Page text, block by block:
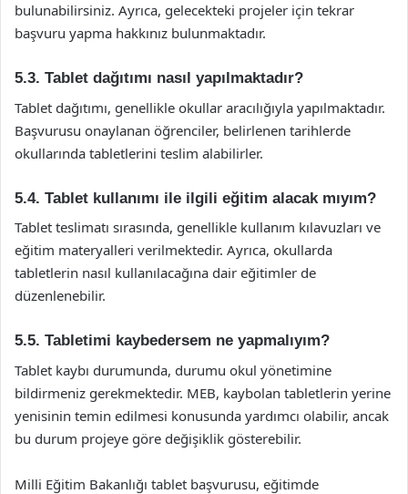
bulunabilirsiniz. Ayrıca, gelecekteki projeler için tekrar
başvuru yapma hakkınız bulunmaktadır.
5.3. Tablet dağıtımı nasıl yapılmaktadır?
Tablet dağıtımı, genellikle okullar aracılığıyla yapılmaktadır.
Başvurusu onaylanan öğrenciler, belirlenen tarihlerde
okullarında tabletlerini teslim alabilirler.
5.4. Tablet kullanımı ile ilgili eğitim alacak mıyım?
Tablet teslimatı sırasında, genellikle kullanım kılavuzları ve
eğitim materyalleri verilmektedir. Ayrıca, okullarda
tabletlerin nasıl kullanılacağına dair eğitimler de
düzenlenebilir.
5.5. Tabletimi kaybedersem ne yapmalıyım?
Tablet kaybı durumunda, durumu okul yönetimine
bildirmeniz gerekmektedir. MEB, kaybolan tabletlerin yerine
yenisinin temin edilmesi konusunda yardımcı olabilir, ancak
bu durum projeye göre değişiklik gösterebilir.
Milli Eğitim Bakanlığı tablet başvurusu, eğitimde